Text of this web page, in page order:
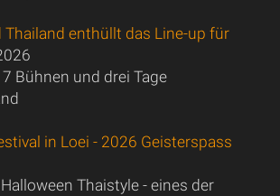
enthüllt das Line-up für
Bühnen und drei Tage
in Loei - 2026 Geisterspass
Thaistyle - eines der